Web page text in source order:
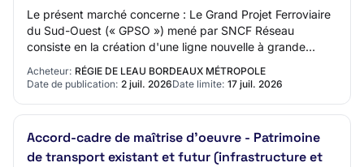
Le présent marché concerne : Le Grand Projet Ferroviaire
du Sud-Ouest (« GPSO ») mené par SNCF Réseau
consiste en la création d'une ligne nouvelle à grande
vitesse entre Bordeaux et Toulouse (« LGV »…
Acheteur: RÉGIE DE LEAU BORDEAUX MÉTROPOLE
Date de publication: 2 juil. 2026Date limite: 17 juil. 2026
Accord-cadre de maîtrise d'oeuvre - Patrimoine
de transport existant et futur (infrastructure et